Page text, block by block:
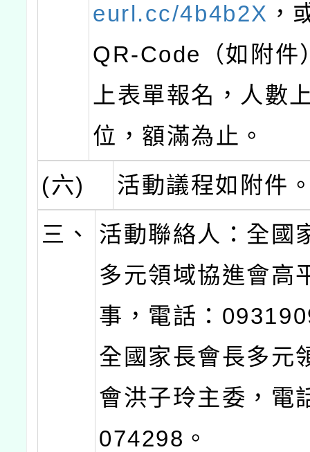
eurl.cc/4b4b2X ，
QR-Code（如附件
上表單報名，人數
位，額滿為止。
(六)
活動議程如附件
三、
活動聯絡人：全國
多元領域協進會高
事，電話：
全國家長會長多元
會洪子玲主委，電
074298。